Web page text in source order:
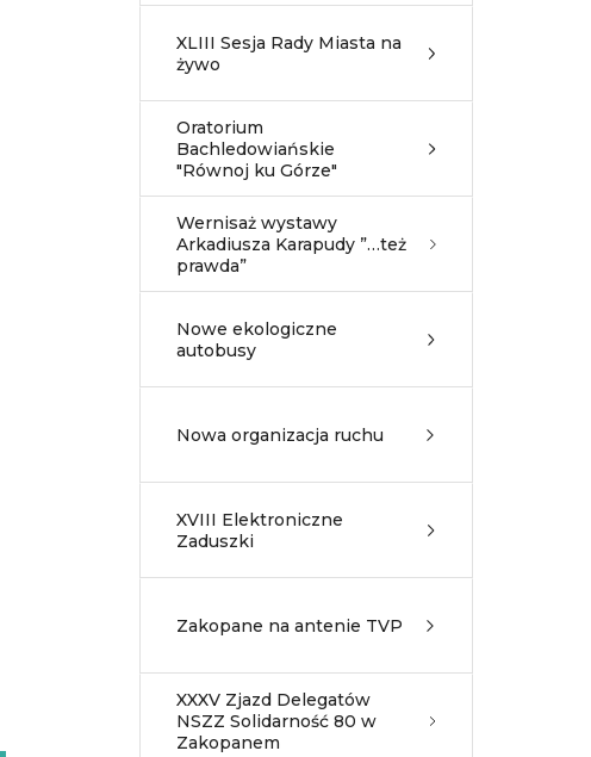
XLIII Sesja Rady Miasta na
żywo
Oratorium
Bachledowiańskie
"Równoj ku Górze"
Wernisaż wystawy
Arkadiusza Karapudy ”…też
prawda”
Nowe ekologiczne
autobusy
Nowa organizacja ruchu
XVIII Elektroniczne
Zaduszki
Zakopane na antenie TVP
XXXV Zjazd Delegatów
NSZZ Solidarność 80 w
Zakopanem